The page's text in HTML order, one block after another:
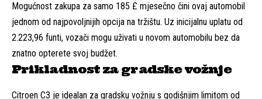
Mogućnost zakupa za samo 185 £ mjesečno čini ovaj automobil
jednom od najpovoljnijih opcija na tržištu. Uz inicijalnu uplatu od
2.223,96 funti, vozači mogu uživati u novom automobilu bez da
znatno opterete svoj budžet.
Prikladnost za gradske vožnje
Citroen C3 je idealan za gradsku vožnju s godišnjim limitom od